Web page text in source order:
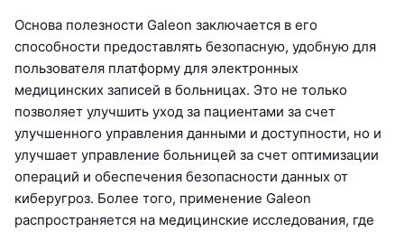
Основа полезности Galeon заключается в его
способности предоставлять безопасную, удобную для
пользователя платформу для электронных
медицинских записей в больницах. Это не только
позволяет улучшить уход за пациентами за счет
улучшенного управления данными и доступности, но и
улучшает управление больницей за счет оптимизации
операций и обеспечения безопасности данных от
киберугроз. Более того, применение Galeon
распространяется на медицинские исследования, где